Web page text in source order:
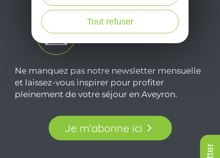
Ne manquez pas notre newsletter mensuelle
et laissez-vous inspirer pour profiter
pleinement de votre séjour en Aveyron.
Je m'abonne ici
Tout refuser